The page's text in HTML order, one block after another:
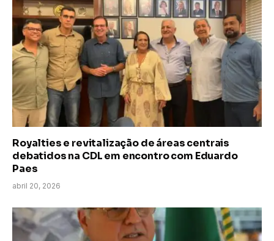
Royalties e revitalização de áreas centrais
debatidos na CDL em encontro com Eduardo
Paes
abril 20, 2026